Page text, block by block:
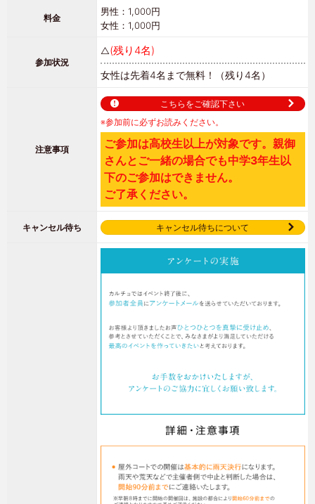
料金
男性：1,000円
女性：1,000円
参加状況
△(残り4名)
女性は先着4名まで無料！ （残り4名）
注意事項
こちらをご確認下さい
※参加前に必ずお読みください。
ご参加は高校生以上が対象です。親御
さんとご一緒の場合でも中学3年生以
下のご参加はできません。
ご了承ください。
キャンセル待ち キャンセル待ちについて